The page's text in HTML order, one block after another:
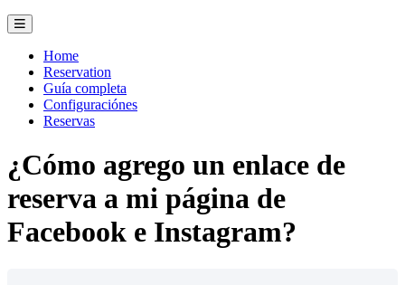
Home
Reservation
Guía completa
Configuraciónes
Reservas
¿Cómo agrego un enlace de
reserva a mi página de
Facebook e Instagram?